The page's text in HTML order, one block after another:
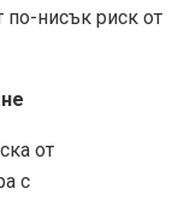
по-нисък риск от
от
с